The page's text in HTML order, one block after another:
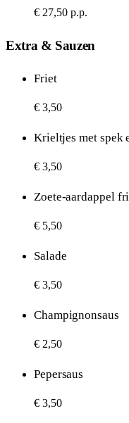
€ 27,50 p.p.
Extra & Sauzen
Friet
€ 3,50
Krieltjes met spek
€ 3,50
Zoete-aardappel
€ 5,50
Salade
€ 3,50
Champignonsaus
€ 2,50
Pepersaus
€ 3,50